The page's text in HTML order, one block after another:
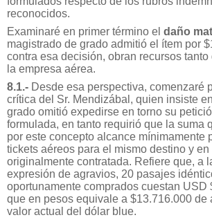
reconocidos.
Examinaré en primer término el daño
magistrado de grado admitió el ítem por
contra esa decisión, obran recursos
la empresa aérea.
8.1.- Desde esa perspectiva, comenzaré
crítica del Sr. Mendizábal, quien insiste
grado omitió expedirse en torno su
formulada, en tanto requirió que la suma
por este concepto alcance mínimamente
tickets aéreos para el mismo destino y
originalmente contratada. Refiere que, a
expresión de agravios, 20 pasajes
oportunamente comprados cuestan USD
que en pesos equivale a $13.716.000 de
valor actual del dólar blue.